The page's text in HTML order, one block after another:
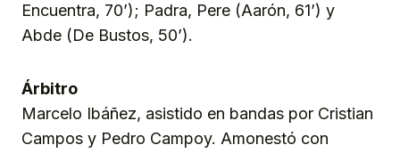
Encuentra, 70’); Padra, Pere (Aarón, 61’) y
Abde (De Bustos, 50’).
Árbitro
Marcelo Ibáñez, asistido en bandas por Cristian
Campos y Pedro Campoy. Amonestó con